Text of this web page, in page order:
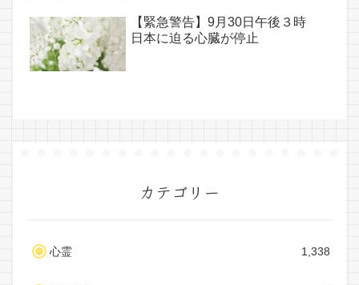
【緊急警告】9月30日午後３時
日本に迫る心臓が停止
カテゴリー
心霊 1,338